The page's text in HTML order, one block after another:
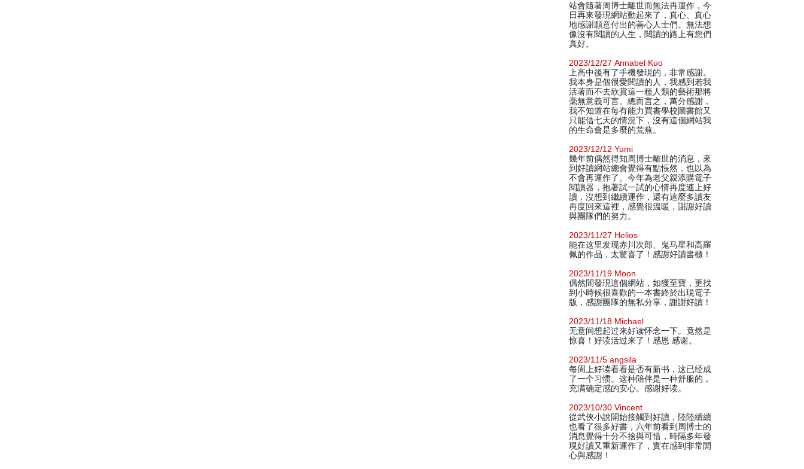
站會隨著周博士離世而無法再運作，今
日再來發現網站動起來了，真心、真心
地感謝願意付出的善心人士們。無法想
像沒有閱讀的人生，閱讀的路上有您們
真好。
2023/12/27 Annabel Kuo
上高中後有了手機發現的，非常感謝。
我本身是個很愛閱讀的人，我感到若我
活著而不去欣賞這一種人類的藝術那將
毫無意義可言。總而言之，萬分感謝，
我不知道在每有能力買書學校圖書館又
只能借七天的情況下，沒有這個網站我
的生命會是多麼的荒蕪。
2023/12/12 Yumi
幾年前偶然得知周博士離世的消息，來
到好讀網站總會覺得有點悵然，也以為
不會再運作了。今年為老父親添購電子
閱讀器，抱著試一試的心情再度連上好
讀，沒想到繼續運作，還有這麼多讀友
再度回來這裡，感覺很溫暖，謝謝好讀
與團隊們的努力。
2023/11/27 Helios
能在这里发现赤川次郎、鬼马星和高羅
佩的作品，太驚喜了！感謝好讀書櫃！
2023/11/19 Moon
偶然間發現這個網站，如獲至寶，更找
到小時候很喜歡的一本書終於出現電子
版，感謝團隊的無私分享，謝謝好讀！
2023/11/18 Michael
无意间想起过来好读怀念一下。竟然是
惊喜！好读活过来了！感恩 感谢。
2023/11/5 angsila
每周上好读看看是否有新书，这已经成
了一个习惯。这种陪伴是一种舒服的，
充满确定感的安心。感谢好读。
2023/10/30 Vincent
從武俠小說開始接觸到好讀，陸陸續續
也看了很多好書，六年前看到周博士的
消息覺得十分不捨與可惜，時隔多年發
現好讀又重新運作了，實在感到非常開
心與感謝！